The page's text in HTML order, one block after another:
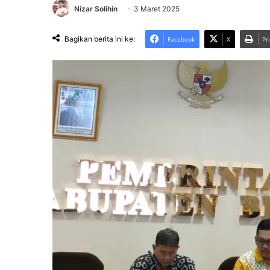
Nizar Solihin 3 Maret 2025
Bagikan berita ini ke: Facebook X